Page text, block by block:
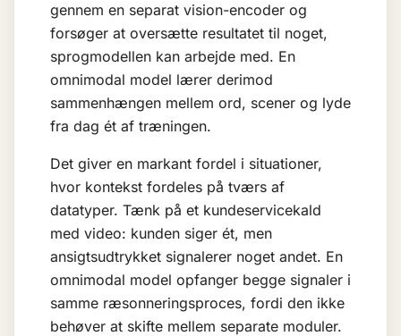
gennem en separat vision-encoder og
forsøger at oversætte resultatet til noget,
sprogmodellen kan arbejde med. En
omnimodal model lærer derimod
sammenhængen mellem ord, scener og lyde
fra dag ét af træningen.
Det giver en markant fordel i situationer,
hvor kontekst fordeles på tværs af
datatyper. Tænk på et kundeservicekald
med video: kunden siger ét, men
ansigtsudtrykket signalerer noget andet. En
omnimodal model opfanger begge signaler i
samme ræsonneringsproces, fordi den ikke
behøver at skifte mellem separate moduler.